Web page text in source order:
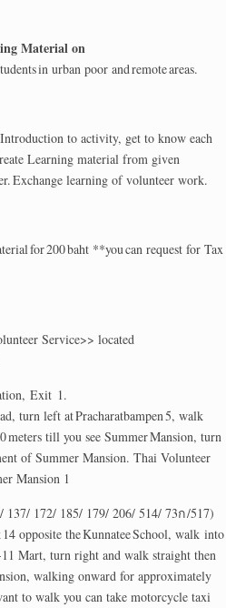
Material on
in urban poor and remote areas.
to activity, get to know each
Learning material from given
Exchange learning of volunteer work.
for 200 baht **you can request for Tax
Service>> located
Exit 1.
turn left at Pracharatbampen 5, walk
meters till you see Summer Mansion, turn
of Summer Mansion. Thai Volunteer
Mansion 1
172/ 185/ 179/ 206/ 514/ 73ก /517)
14 opposite the Kunnatee School, walk into
Mart, turn right and walk straight then
walking onward for approximately
to walk you can take motorcycle taxi